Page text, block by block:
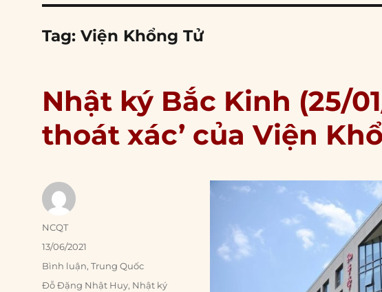
Tag:Viện Khổng Tử
Nhật ký Bắc Kinh (25/
thoát xác’ của Viện
Author
NCQT
Posted
on
13/06/2021
Categories
Bình luận,Trung Quốc
Tags
Đỗ Đặng Nhật Huy, Nhật ký